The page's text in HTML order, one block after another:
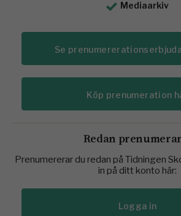
Mediaarkiv
Se
Köp prenumeration
Redan
Prenumererar du redan på Tidningen
in på ditt konto här:
Logga in